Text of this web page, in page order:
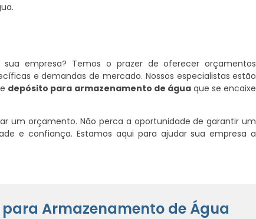
empresa? Temos o prazer de oferecer orçamentos
e demandas de mercado. Nossos especialistas estão
depósito para armazenamento de águaque se encaixe
um orçamento. Não perca a oportunidade de garantir um
e confiança. Estamos aqui para ajudar sua empresa a
Armazenamento de Água